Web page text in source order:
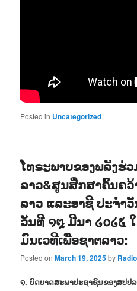
Posted in Uncategorized
ໂທຣະພາບຂອງພລັງຮ່
ລາວ&ສູນສືກສາຄົ້ນຄ
ລາວ ແລະອາຊີ ປະຈຳ
ວັນທີ ໑໘ ມີນາ ໒໐໒໕
ມົນເວທີເພື່ອຊາຕລາວ:
Posted onMarch 19, 2025by
໑. ບົດບາດສະພາປະຊາຊົນຂອງສປປ